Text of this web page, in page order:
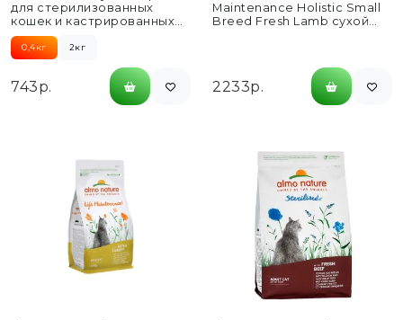
для стерилизованных
кошек и кастрированных
котов, со свежей
говядиной и...
0,4кг 2кг
743р.
Maintenance Holistic Small
Breed Fresh Lamb сухой
2233р.